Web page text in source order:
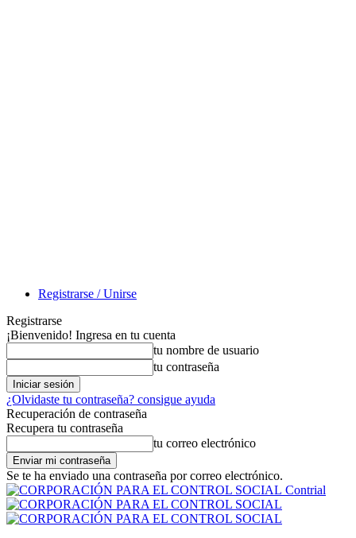
Registrarse / Unirse
Registrarse
¡Bienvenido! Ingresa en tu cuenta
tu nombre de usuario
tu contraseña
¿Olvidaste tu contraseña? consigue ayuda
Recuperación de contraseña
Recupera tu contraseña
tu correo electrónico
Se te ha enviado una contraseña por correo electrónico.
Contrial